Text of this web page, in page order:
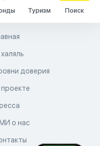
Туризм Поиск
доверия
о нас